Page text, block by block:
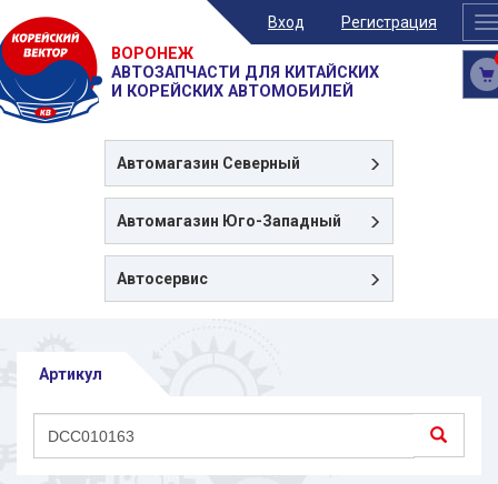
Вход Регистрация
ВОРОНЕЖ
АВТОЗАПЧАСТИ ДЛЯ КИТАЙСКИХ
И КОРЕЙСКИХ АВТОМОБИЛЕЙ
Автомагазин Северный
Автомагазин Юго-Западный
Автосервис
Артикул